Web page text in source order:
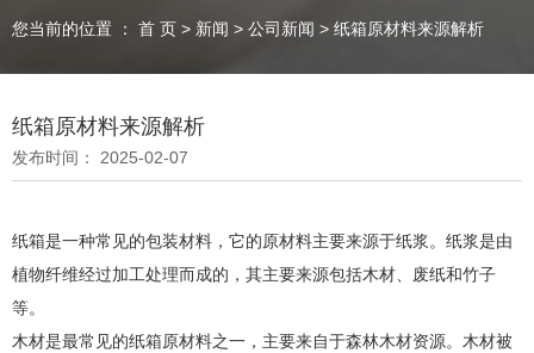
随时为客户提供各种纸箱、纸板
一件起订、源头厂家、精准交货
135-7354-8183
152-7557-0890
您当前的位置 ： 首 页 > 新闻 > 公司新闻 > 纸箱原材料来源解析
纸箱原材料来源解析
发布时间： 2025-02-07
纸箱是一种常见的包装材料，它的原材料主要来源于纸浆。纸浆是由
植物纤维经过加工处理而成的，其主要来源包括木材、废纸和竹子
等。
木材是最常见的纸箱原材料之一，主要来自于森林木材资源。木材被